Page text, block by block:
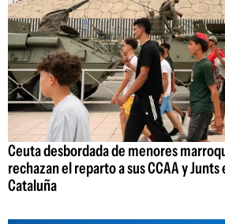
Ceuta desbordada de menores
rechazan el reparto a sus CCAA y
Cataluña